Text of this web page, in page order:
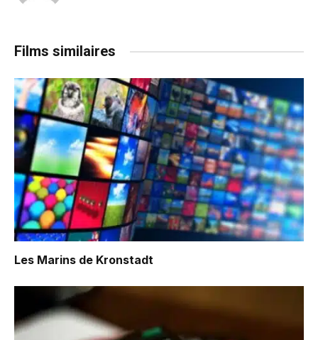
Films similaires
Les Marins de Kronstadt